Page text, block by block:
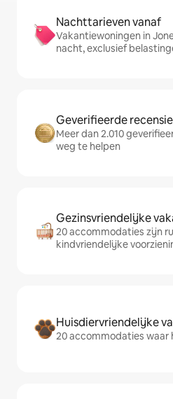
Nachttarieven vanaf
Vakantiewoningen in
nacht, exclusief
Geverifieerde
Meer dan 2.010
weg te helpen
Gezinsvriendelijke
20 accommodaties zijn
kindvriendelijke
Huisdiervriendelijke
20 accommodaties waar